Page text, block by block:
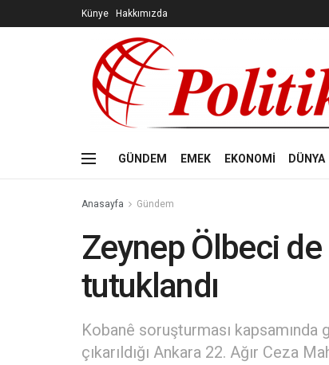
Künye Hakkımızda
GÜNDEM EMEK EKONOMİ DÜNYA
Anasayfa Gündem
Zeynep Ölbeci
tutuklandı
Kobanê soruşturması kapsamında
çıkarıldığı Ankara 22. Ağır Ceza